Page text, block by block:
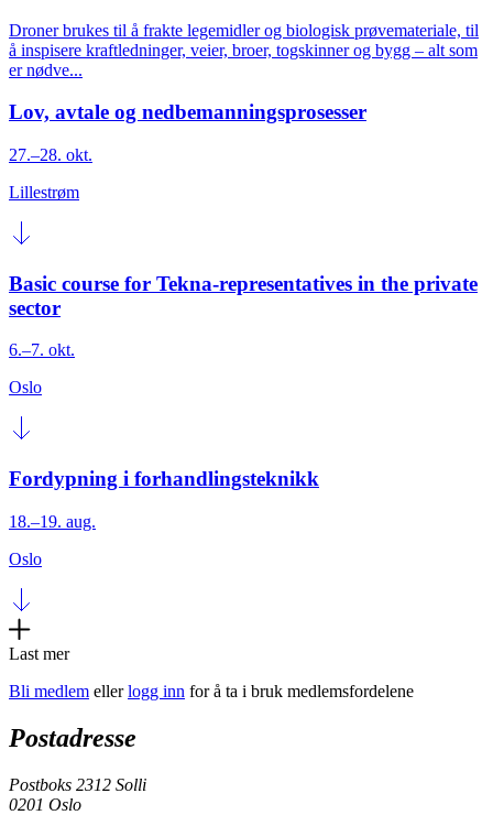
Droner brukes til å frakte legemidler og biologisk prøvemateriale, til
å inspisere kraftledninger, veier, broer, togskinner og bygg – alt som
er nødve...
Lov, avtale og nedbemanningsprosesser
27.–28. okt.
Lillestrøm
Basic course for Tekna-representatives in the private
sector
6.–7. okt.
Oslo
Fordypning i forhandlingsteknikk
18.–19. aug.
Oslo
Last mer
Bli medlem ellerlogg inn for å ta i bruk medlemsfordelene
Postadresse
Postboks 2312 Solli
0201 Oslo